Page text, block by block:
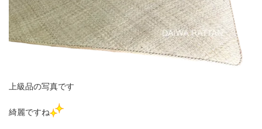
上級品の写真です
綺麗ですね